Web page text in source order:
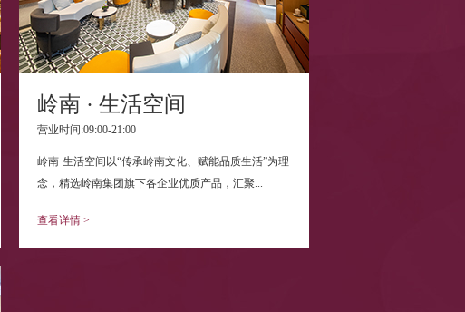
岭南 · 生活空间
营业时间:09:00-21:00
岭南·生活空间以“传承岭南文化、赋能品质生活”为理
念，精选岭南集团旗下各企业优质产品，汇聚...
查看详情 >